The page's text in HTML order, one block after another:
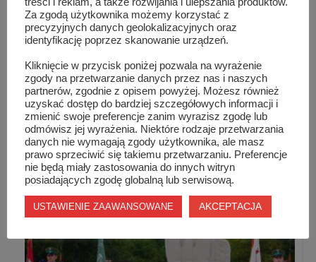
Rowerem do Starachowic
Za zgodą użytkownika możemy korzystać z
precyzyjnych danych geolokalizacyjnych oraz
identyfikację poprzez skanowanie urządzeń.
Kliknięcie w przycisk poniżej pozwala na wyrażenie
zgody na przetwarzanie danych przez nas i naszych
partnerów, zgodnie z opisem powyżej. Możesz również
uzyskać dostęp do bardziej szczegółowych informacji i
zmienić swoje preferencje zanim wyrazisz zgodę lub
odmówisz jej wyrażenia. Niektóre rodzaje przetwarzania
danych nie wymagają zgody użytkownika, ale masz
prawo sprzeciwić się takiemu przetwarzaniu. Preferencje
nie będą miały zastosowania do innych witryn
posiadających zgodę globalną lub serwisową.
USTAWIENIE ZAAWANSOWANE AKCEPTACJA